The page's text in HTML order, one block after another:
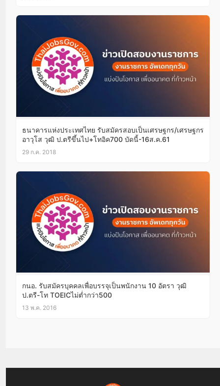
ธนาคารแห่งประเทศไทย รับสมัครสอบเป็นเศรษฐกร/เศรษฐกร
อาวุโส วุฒิ ป.ตรีขึ้นไป+โทอิค700 บัดนี้-16ส.ค.61
29 ก.ค. 2018
กนอ. รับสมัครบุคคลเพื่อบรรจุเป็นพนักงาน 10 อัตรา วุฒิ
ป.ตรี-โท TOEICไม่ต่ำกว่า500
13 พ.ค. 2016